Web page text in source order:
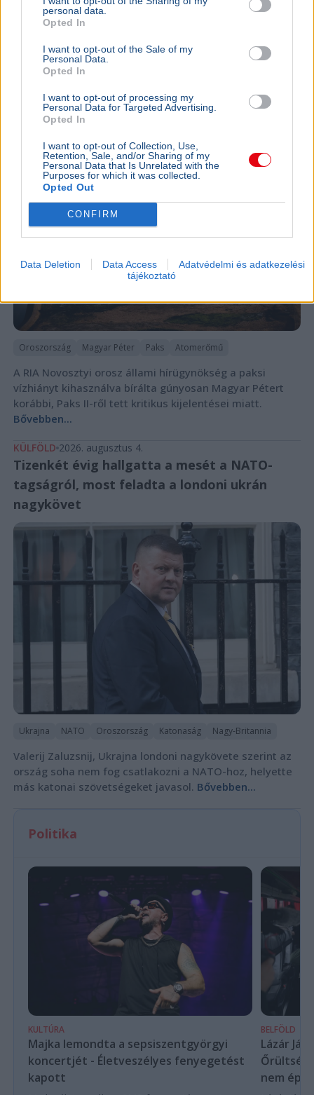
personal data.
Opted In
I want to opt-out of the Sale of my
Personal Data.
Opted In
I want to opt-out of processing my
Personal Data for Targeted Advertising.
Opted In
I want to opt-out of Collection, Use,
Retention, Sale, and/or Sharing of my
Personal Data that Is Unrelated with the
Purposes for which it was collected.
Opted Out
CONFIRM
Data Deletion Data Access
Adatvédelmi és adatkezelési
tájékoztató
Franciaországban három atomerőművi reaktort
állítottak le a folyók alacsony vízhozama miatt,
termel.&nbsp;Bővebben...
Az orosz állami média Magyar Pétert
támadta a paksi válság kapcsán
Oroszország Magyar Péter Paks Atomerőmű
A RIA Novosztyi orosz állami hírügynökség a paksi
vízhiányt kihasználva bírálta gúnyosan Magyar Pétert
korábbi, Paks II-ről tett kritikus kijelentései miatt.
Bővebben...
KÜLFÖLD 2026. augusztus 4.
Tizenkét évig hallgatta a mesét a NATO-
tagságról, most feladta a londoni ukrán
nagykövet
Ukrajna NATO Oroszország Katonaság Nagy-Britannia
Valerij Zaluzsnij, Ukrajna londoni nagykövete szerint az
ország soha nem fog csatlakozni a NATO-hoz, helyette
más katonai szövetségeket javasol. Bővebben...
Politika
KULTÚRA
Majka lemondta a sepsiszentgyörgyi
koncertjét - Életveszélyes fenyegetést
kapott
BELFÖLD
Lázár
Őrültség
nem